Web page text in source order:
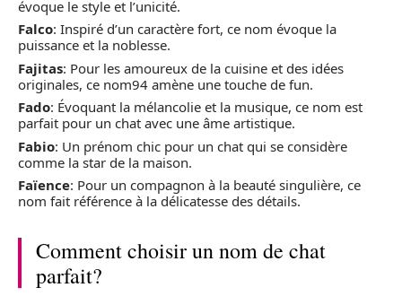
évoque le style et l’unicité.
Falco: Inspiré d’un caractère fort, ce nom évoque la
puissance et la noblesse.
Fajitas: Pour les amoureux de la cuisine et des idées
originales, ce nom94 amène une touche de fun.
Fado: Évoquant la mélancolie et la musique, ce nom est
parfait pour un chat avec une âme artistique.
Fabio: Un prénom chic pour un chat qui se considère
comme la star de la maison.
Faïence: Pour un compagnon à la beauté singulière, ce
nom fait référence à la délicatesse des détails.
Comment choisir un nom de chat
parfait?